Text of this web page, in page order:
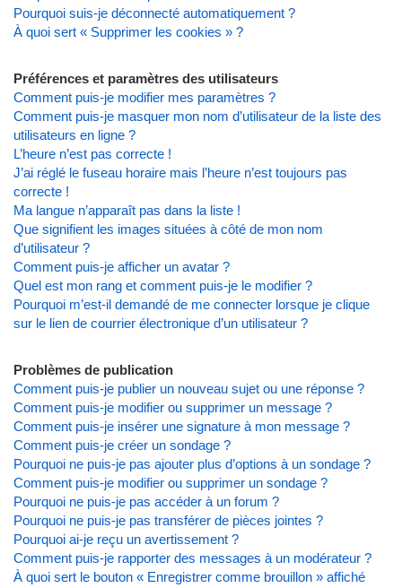
Pourquoi suis-je déconnecté automatiquement ?
À quoi sert « Supprimer les cookies » ?
Préférences et paramètres des utilisateurs
Comment puis-je modifier mes paramètres ?
Comment puis-je masquer mon nom d’utilisateur de la liste des
utilisateurs en ligne ?
L’heure n’est pas correcte !
J’ai réglé le fuseau horaire mais l’heure n’est toujours pas
correcte !
Ma langue n’apparaît pas dans la liste !
Que signifient les images situées à côté de mon nom
d’utilisateur ?
Comment puis-je afficher un avatar ?
Quel est mon rang et comment puis-je le modifier ?
Pourquoi m’est-il demandé de me connecter lorsque je clique
sur le lien de courrier électronique d’un utilisateur ?
Problèmes de publication
Comment puis-je publier un nouveau sujet ou une réponse ?
Comment puis-je modifier ou supprimer un message ?
Comment puis-je insérer une signature à mon message ?
Comment puis-je créer un sondage ?
Pourquoi ne puis-je pas ajouter plus d’options à un sondage ?
Comment puis-je modifier ou supprimer un sondage ?
Pourquoi ne puis-je pas accéder à un forum ?
Pourquoi ne puis-je pas transférer de pièces jointes ?
Pourquoi ai-je reçu un avertissement ?
Comment puis-je rapporter des messages à un modérateur ?
À quoi sert le bouton « Enregistrer comme brouillon » affiché